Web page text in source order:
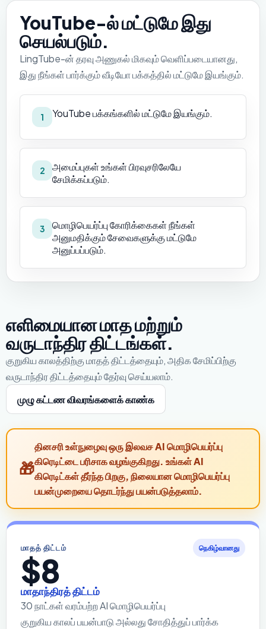
YouTube-ல் மட்டுமே இது
செயல்படும்.
LingTube-ன் தரவு அணுகல் மிகவும் வெளிப்படையானது,
இது நீங்கள் பார்க்கும் வீடியோ பக்கத்தில் மட்டுமே இயங்கும்.
1 YouTube பக்கங்களில் மட்டுமே இயங்கும்.
2
அமைப்புகள் உங்கள் பிரவுசரிலேயே
சேமிக்கப்படும்.
3
மொழிபெயர்ப்பு கோரிக்கைகள் நீங்கள்
அனுமதிக்கும் சேவைகளுக்கு மட்டுமே
அனுப்பப்படும்.
எளிமையான மாத மற்றும்
வருடாந்திர திட்டங்கள்.
குறுகிய காலத்திற்கு மாதத் திட்டத்தையும், அதிக சேமிப்பிற்கு
வருடாந்திர திட்டத்தையும் தேர்வு செய்யலாம்.
முழு கட்டண விவரங்களைக் காண்க
தினசரி உள்நுழைவு ஒரு இலவச AI மொழிபெயர்ப்பு
கிரெடிட்டை பரிசாக வழங்குகிறது. உங்கள் AI
கிரெடிட்கள் தீர்ந்த பிறகு, நிலையான மொழிபெயர்ப்பு
பயன்முறையை தொடர்ந்து பயன்படுத்தலாம்.
மாதத் திட்டம் நெகிழ்வானது
$8
மாதாந்திரத் திட்டம்
30 நாட்கள் வரம்பற்ற AI மொழிபெயர்ப்பு
குறுகிய காலப் பயன்பாடு அல்லது சோதித்துப் பார்க்க